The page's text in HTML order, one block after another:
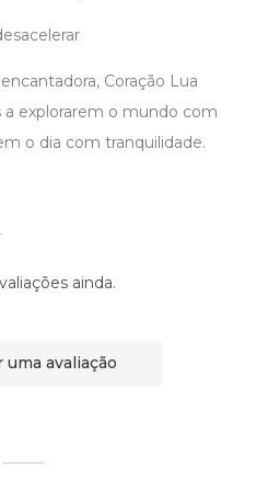
Coração Lua
explorarem o mundo com
o dia com tranquilidade.
ainda.
uma avaliação